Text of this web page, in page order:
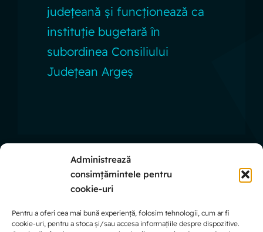
Administrează
consimțămintele pentru
cookie-uri
Pentru a oferi cea mai bună experiență, folosim tehnologii, cum ar fi
cookie-uri, pentru a stoca și/sau accesa informațiile despre dispozitive.
județeană și funcționează ca
instituție bugetară în
subordinea Consiliului
Județean Argeș
Linkuri Utile
Politica de confidențialitate